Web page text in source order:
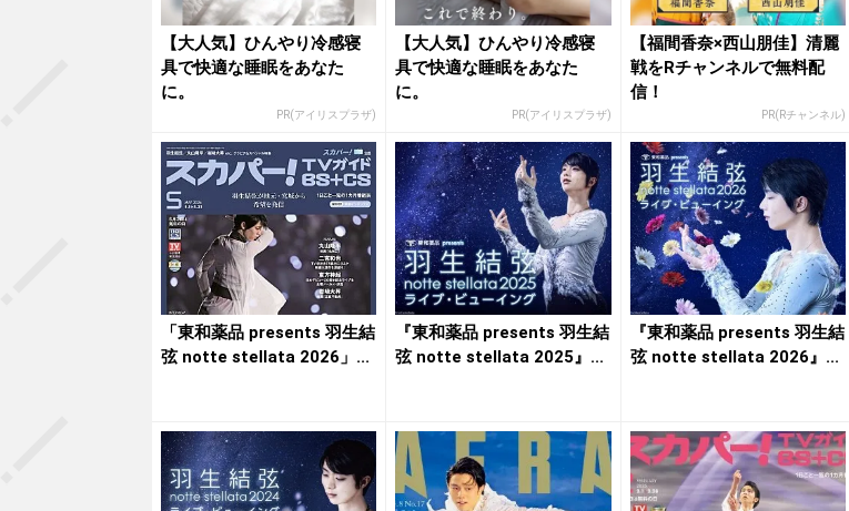
【大人気】ひんやり冷感寝
具で快適な睡眠をあなた
に。
PR(アイリスプラザ)
【大人気】ひんやり冷感寝
具で快適な睡眠をあなた
に。
PR(アイリスプラザ)
【福間香奈×西山朋佳】清麗
戦をRチャンネルで無料配
信！
PR(Rチャンネル)
「東和薬品 presents 羽生結
弦 notte stellata 2026」...
『東和薬品 presents 羽生結
弦 notte stellata 2025』...
『東和薬品 presents 羽生結
弦 notte stellata 2026』...